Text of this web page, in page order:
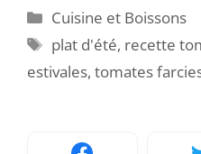
Catégories
Cuisine et Boissons
Étiquettes
plat d'été, recette
estivales, tomates